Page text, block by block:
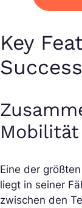
Key
Mobilität
Eine der
liegt in seiner
zwischen den